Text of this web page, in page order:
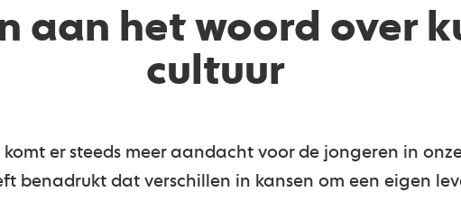
aan het woord over
cultuur
er steeds meer aandacht voor de jongeren in
benadrukt dat verschillen in kansen om een eigen